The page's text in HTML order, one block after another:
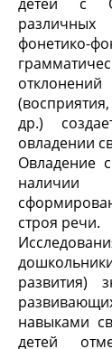
различных
фонетико-
др.)
овладении
Овладение
строя речи.
развития)
навыками
детей